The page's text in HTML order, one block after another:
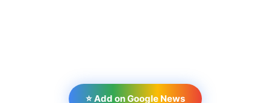
⭐ Add on Google News